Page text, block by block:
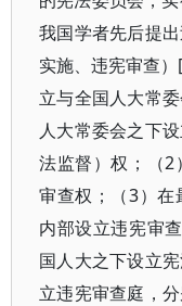
我国学者先后提
实施、违宪审查
立与全国人大常
人大常委会之下
法监督）权；（2
审查权；（3）在
内部设立违宪审
国人大之下设立
立违宪审查庭，